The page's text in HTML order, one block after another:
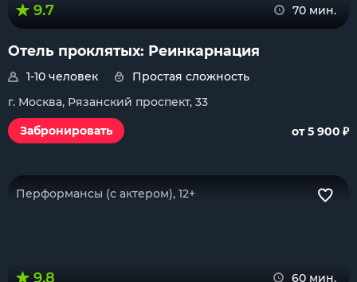
9.7 70 мин.
Отель проклятых: Реинкарнация
1-10 человек
Простая сложность
г. Москва, Рязанский проспект, 33
Забронировать
от 5 900 ₽
Перформансы (с актером), 12+
9.8 60 мин.